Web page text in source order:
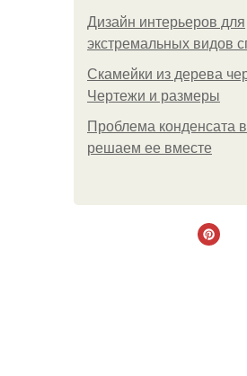
Дизайн интерьеров для
экстремальных видов
Скамейки из дерева
Чертежи и размеры
Проблема конденсата
решаем ее вместе